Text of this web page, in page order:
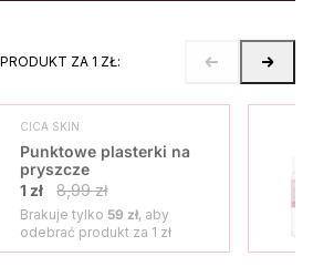
ZA 1 ZŁ:
CICA SKIN
Punktowe plasterki na
pryszcze
1 zł
8,99 zł
Brakuje tylko 59 zł, aby
odebrać produkt za 1 zł